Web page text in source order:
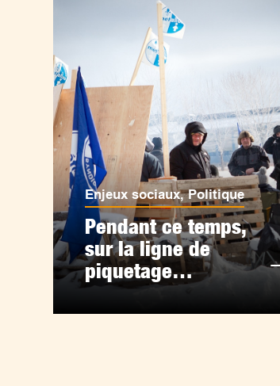
Enjeux sociaux,Politique
Pendant ce temps,
sur la ligne de
piquetage…